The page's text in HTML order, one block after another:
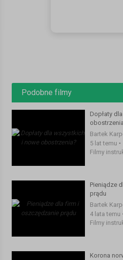
Kategoria:Filmy instruktażowe
Podobne filmy
Dopłaty
Bartek
5 lat temu •
Filmy
Pieniądze
prądu
Bartek
4 lata temu
Filmy
Korona